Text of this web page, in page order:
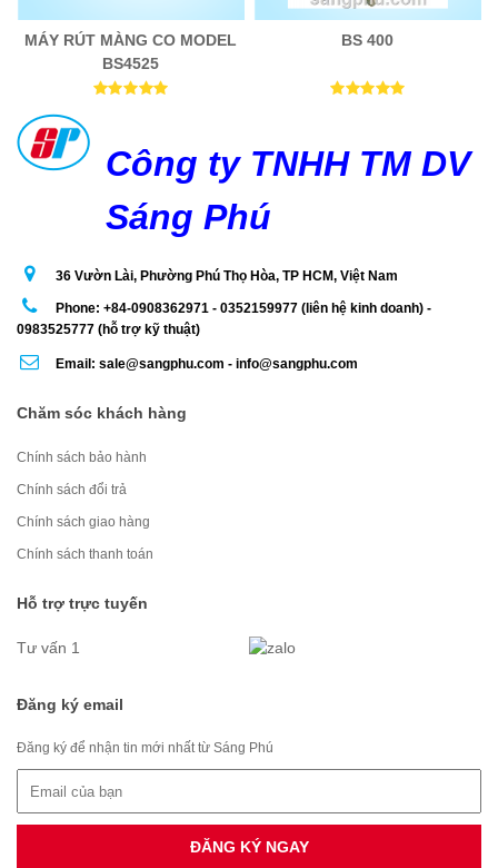
MÁY RÚT MÀNG CO MODEL
BS4525
BS 400
Công ty TNHH TM DV
Sáng Phú
36 Vườn Lài, Phường Phú Thọ Hòa, TP HCM, Việt Nam
Phone: +84-0908362971 - 0352159977 (liên hệ kinh doanh) -
0983525777 (hỗ trợ kỹ thuật)
Email: sale@sangphu.com - info@sangphu.com
Chăm sóc khách hàng
Chính sách bảo hành
Chính sách đổi trả
Chính sách giao hàng
Chính sách thanh toán
Hỗ trợ trực tuyến
Tư vấn 1
Đăng ký email
Đăng ký để nhận tin mới nhất từ Sáng Phú